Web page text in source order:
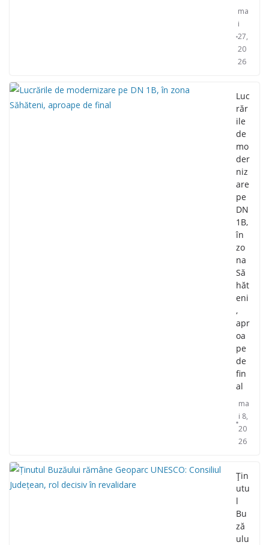
ma
i
27,
20
26
Luc
răr
ile
de
mo
der
niz
are
pe
DN
1B,
în
zo
na
Să
hăt
eni
,
apr
oa
pe
de
fin
al
ma
i 8,
20
26
Țin
utu
l
Bu
ză
ulu